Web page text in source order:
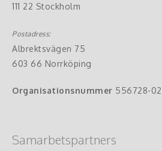
111 22 Stockholm
Postadress:
Albrektsvägen 75
603 66 Norrköping
Organisationsnummer 556728-
Samarbetspartners